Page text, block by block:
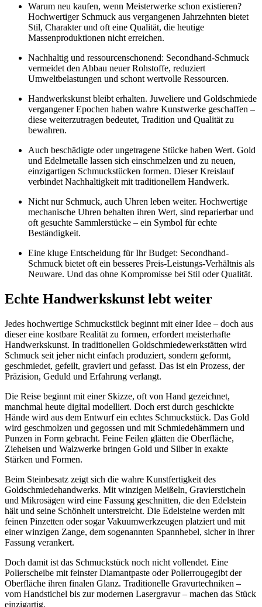
Warum neu kaufen, wenn Meisterwerke schon existieren?
Hochwertiger Schmuck aus vergangenen Jahrzehnten bietet
Stil, Charakter und oft eine Qualität, die heutige
Massenproduktionen nicht erreichen.
Nachhaltig und ressourcenschonend: Secondhand-Schmuck
vermeidet den Abbau neuer Rohstoffe, reduziert
Umweltbelastungen und schont wertvolle Ressourcen.
Handwerkskunst bleibt erhalten. Juweliere und Goldschmiede
vergangener Epochen haben wahre Kunstwerke geschaffen –
diese weiterzutragen bedeutet, Tradition und Qualität zu
bewahren.
Auch beschädigte oder ungetragene Stücke haben Wert. Gold
und Edelmetalle lassen sich einschmelzen und zu neuen,
einzigartigen Schmuckstücken formen. Dieser Kreislauf
verbindet Nachhaltigkeit mit traditionellem Handwerk.
Nicht nur Schmuck, auch Uhren leben weiter. Hochwertige
mechanische Uhren behalten ihren Wert, sind reparierbar und
oft gesuchte Sammlerstücke – ein Symbol für echte
Beständigkeit.
Eine kluge Entscheidung für Ihr Budget: Secondhand-
Schmuck bietet oft ein besseres Preis-Leistungs-Verhältnis als
Neuware. Und das ohne Kompromisse bei Stil oder Qualität.
Echte Handwerkskunst lebt weiter
Jedes hochwertige Schmuckstück beginnt mit einer Idee – doch aus
dieser eine kostbare Realität zu formen, erfordert meisterhafte
Handwerkskunst. In traditionellen Goldschmiedewerkstätten wird
Schmuck seit jeher nicht einfach produziert, sondern geformt,
geschmiedet, gefeilt, graviert und gefasst. Das ist ein Prozess, der
Präzision, Geduld und Erfahrung verlangt.
Die Reise beginnt mit einer Skizze, oft von Hand gezeichnet,
manchmal heute digital modelliert. Doch erst durch geschickte
Hände wird aus dem Entwurf ein echtes Schmuckstück. Das Gold
wird geschmolzen und gegossen und mit Schmiedehämmern und
Punzen in Form gebracht. Feine Feilen glätten die Oberfläche,
Zieheisen und Walzwerke bringen Gold und Silber in exakte
Stärken und Formen.
Beim Steinbesatz zeigt sich die wahre Kunstfertigkeit des
Goldschmiedehandwerks. Mit winzigen Meißeln, Graviersticheln
und Mikrosägen wird eine Fassung geschnitten, die den Edelstein
hält und seine Schönheit unterstreicht. Die Edelsteine werden mit
feinen Pinzetten oder sogar Vakuumwerkzeugen platziert und mit
einer winzigen Zange, dem sogenannten Spannhebel, sicher in ihrer
Fassung verankert.
Doch damit ist das Schmuckstück noch nicht vollendet. Eine
Polierscheibe mit feinster Diamantpaste oder Polierrougegibt der
Oberfläche ihren finalen Glanz. Traditionelle Gravurtechniken –
vom Handstichel bis zur modernen Lasergravur – machen das Stück
einzigartig.